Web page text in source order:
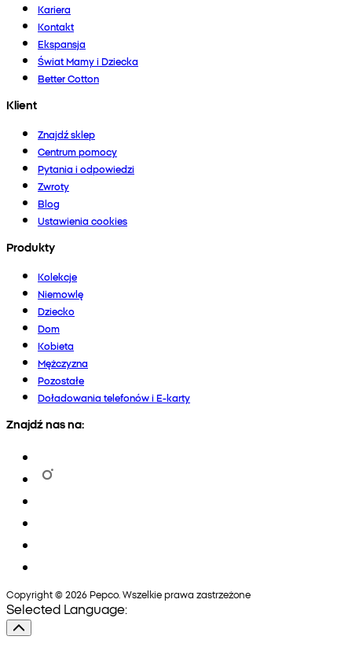
Kariera
Kontakt
Ekspansja
Świat Mamy i Dziecka
Better Cotton
Klient
Znajdź sklep
Centrum pomocy
Pytania i odpowiedzi
Zwroty
Blog
Ustawienia cookies
Produkty
Kolekcje
Niemowlę
Dziecko
Dom
Kobieta
Mężczyzna
Pozostałe
Doładowania telefonów i E-karty
Znajdź nas na:
Copyright © 2026 Pepco. Wszelkie prawa zastrzeżone
Selected Language: